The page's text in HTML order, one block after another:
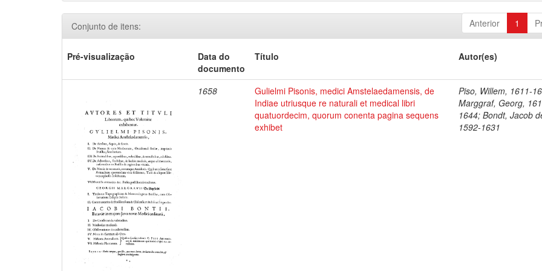
Anterior 1
Conjunto de itens:
Pré-visualização
Data do
documento
Título Autor(es)
1658
Gulielmi Pisonis, medici Amstelaedamensis, de
Indiae utriusque re naturali et medical libri
quatuordecim, quorum conenta pagina sequens
exhibet
Piso, Willem, 1611-
Marggraf, Georg,
1644; Bondt, Jacob
1592-1631